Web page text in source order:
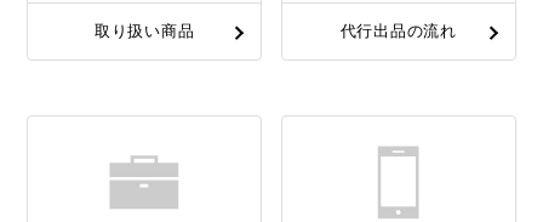
取り扱い商品 代行出品の流れ